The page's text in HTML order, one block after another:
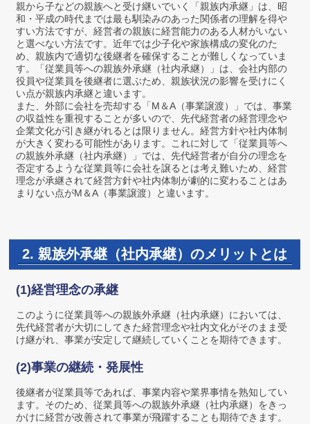
親から子などの親族へと受け継いでいく「親族内承継」は、昭
和・平成の時代までは最も馴染みのあった関係者の理解を得や
すい方法ですが、経営者の親族に経営能力のある人材がいない
と選べない方法です。近年では少子化や家族構成の変化のた
め、親族内で適切な後継者を確保することが難しくなっていま
す。「従業員等への親族外承継（社内承継）」は、会社内部の
役員や従業員を後継者に選ぶため、親族状況の影響を受けにく
い点が親族内承継と違います。
また、外部に会社を売却する「M＆A（事業譲渡）」では、事業
の収益性を重視することが多いので、先代経営者の経営理念や
企業文化が引き継がれるとは限りません。経営方針や社内体制
が大きく変わる可能性があります。これに対して「従業員等へ
の親族外承継（社内承継）」では、先代経営者が自分の理念を
否定するような従業員等に会社を譲るとは考え難いため、経営
理念が承継されて経営方針や社内体制が劇的に変わることはあ
まりない点がM＆A（事業譲渡）と違います。
2. 親族外承継（社内承継）のメリットとは
(1)経営理念の承継
このように従業員等への親族外承継（社内承継）においては、
先代経営者が大切にしてきた経営理念や社内文化がそのまま受
け継がれ、事業が安定して継続していくことを期待できます。
(2)事業の継続・発展性
後継者が従業員等であれば、事業内容や業界事情を熟知してい
ます。そのため、従業員等への親族外承継（社内承継）をきっ
かけに経営が改善されて事業が飛躍することも期待できます。